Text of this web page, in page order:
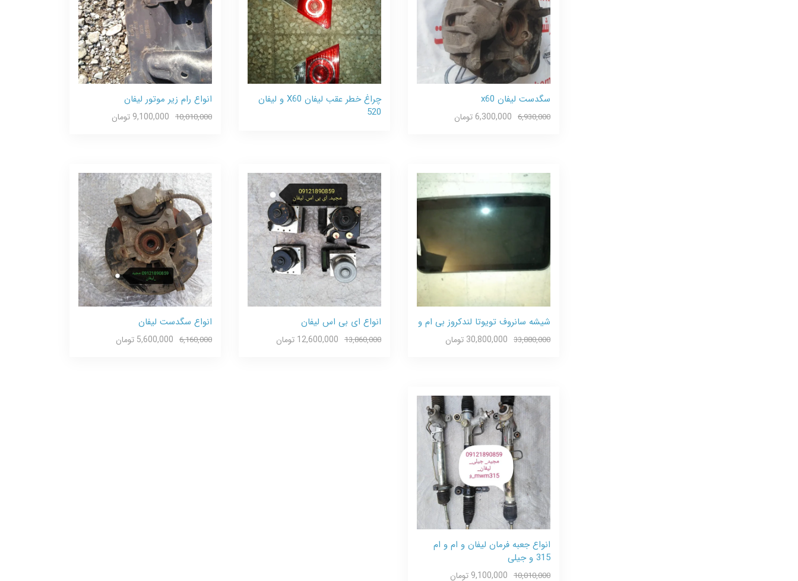
سگدست لیفان x60
6,930,000 6,300,000 تومان
چراغ خطر عقب لیفان X60 و لیفان
520
انواع رام زیر موتور لیفان
10,010,000 9,100,000 تومان
شیشه سانروف تویوتا لندکروز بی ام و
33,880,000 30,800,000 تومان
انواع ای بی اس لیفان
13,860,000 12,600,000 تومان
انواع سگدست لیفان
6,160,000 5,600,000 تومان
انواع جعبه فرمان لیفان و ام و ام
315 و جیلی
10,010,000 9,100,000 تومان